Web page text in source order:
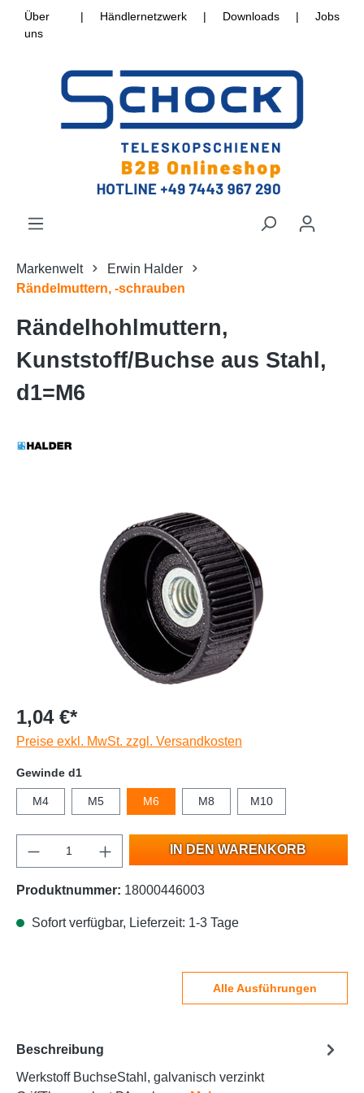
Über
uns
| Händlernetzwerk | Downloads | Jobs
Markenwelt
Erwin Halder
Rändelmuttern, -schrauben
Rändelhohlmuttern,
Kunststoff/Buchse aus Stahl,
d1=M6
1,04 €*
Preise exkl. MwSt. zzgl. Versandkosten
Gewinde d1
M4 M5 M6 M8 M10
IN DEN WARENKORB
Produktnummer: 18000446003
Sofort verfügbar, Lieferzeit: 1-3 Tage
Alle Ausführungen
Beschreibung
Werkstoff BuchseStahl, galvanisch verzinkt